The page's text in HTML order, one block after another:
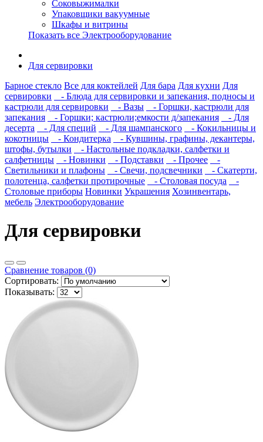
Соковыжималки
Упаковщики вакуумные
Шкафы и витрины
Показать все Электрооборудование
Для сервировки
Барное стекло Все для коктейлей Для бара Для кухни Для
сервировки
- Блюда для сервировки и запекания, подносы и
кастрюли для сервировки
- Вазы
- Горшки, кастрюли для
запекания
- Горшки; кастрюли;емкости д/запекания
- Для
десерта
- Для специй - Для шампанского
- Кокильницы и
кокотницы
- Кондитерка
- Кувшины, графины, декантеры,
штофы, бутылки
- Настольные подкладки, салфетки и
салфетницы
- Новинки - Подставки - Прочее
-
Светильники и плафоны
- Свечи, подсвечники
- Скатерти,
полотенца, салфетки протирочные
- Столовая посуда
-
Столовые приборы Новинки Украшения Хозинвентарь,
мебель Электрооборудование
Для сервировки
Сравнение товаров (0)
Сортировать:
Показывать: